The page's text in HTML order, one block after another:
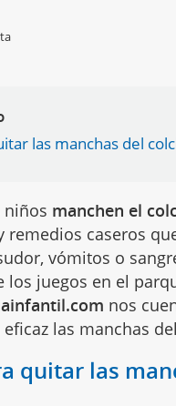
las manchas del
niños manchen el
remedios caseros
vómitos o
los juegos en el
nos
las manchas
quitar las